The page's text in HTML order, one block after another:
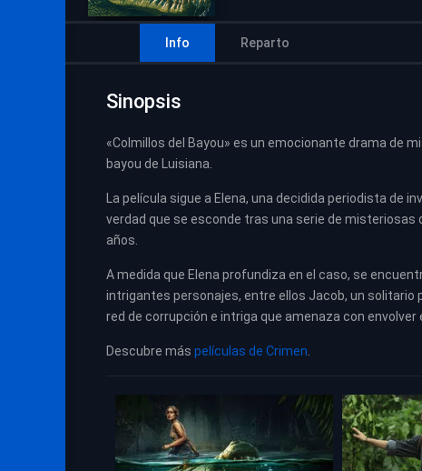
Info Reparto
Sinopsis
«Colmillos del Bayou» es un emocionante drama de
bayou de Luisiana.
La película sigue a Elena, una decidida periodista de
verdad que se esconde tras una serie de
años.
A medida que Elena profundiza en el caso, se
intrigantes personajes, entre ellos Jacob, un
red de corrupción e intriga que amenaza con envolver
Descubre más películas de Crimen